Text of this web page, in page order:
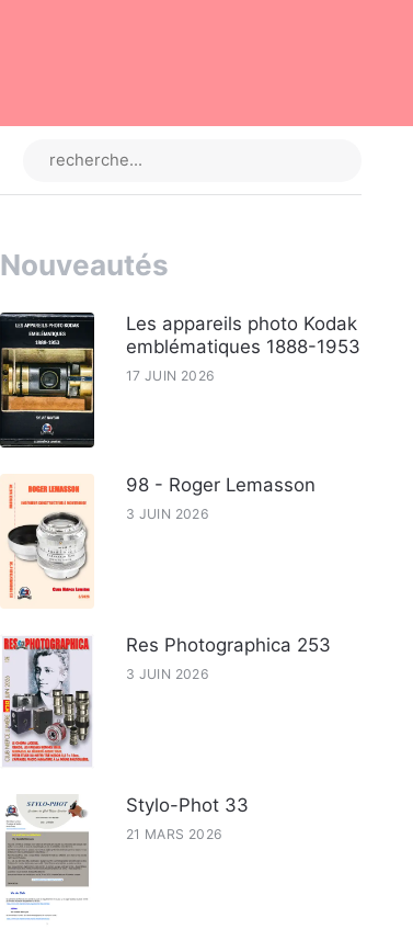
Nouveautés
Les appareils photo Kodak
emblématiques 1888-1953
17 JUIN 2026
98 - Roger Lemasson
3 JUIN 2026
Res Photographica 253
3 JUIN 2026
Stylo-Phot 33
21 MARS 2026